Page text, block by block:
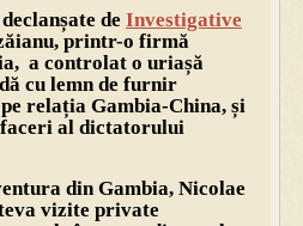
de Investigative
printr-o firmă
a controlat o uriașă
cu lemn de furnir
relația Gambia-China, și
al dictatorului
din Gambia, Nicolae
vizite private